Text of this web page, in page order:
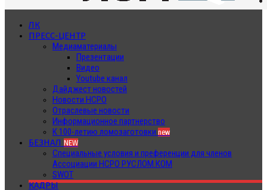
ЛК
ПРЕСС-ЦЕНТР
Медиаматериалы
Презентации
Видео
Youtube канал
Дайджест новостей
Новости НСРО
Отраслевые новости
Информационное партнерство
К 100-летию ломозаготовки new
БЕЗНАЛ NEW
Специальные условия и преференции для членов
Ассоциации НСРО РУСЛОМ.КОМ
SWOT
КАДРЫ